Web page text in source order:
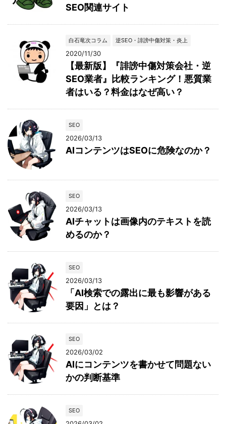
SEO関連サイト
白石竜次コラム 逆SEO・誹謗中傷対策・炎上
2020/11/30
【最新版】『誹謗中傷対策会社・逆
SEO業者』比較ランキング！悪質業
者はいる？料金はなぜ高い？
SEO
2026/03/13
AIコンテンツはSEOに危険なのか？
SEO
2026/03/13
AIチャットは画像内のテキストを読
めるのか？
SEO
2026/03/13
「AI検索での露出に最も影響がある
要因」とは？
SEO
2026/03/02
AIにコンテンツを書かせて問題ない
かの判断基準
SEO